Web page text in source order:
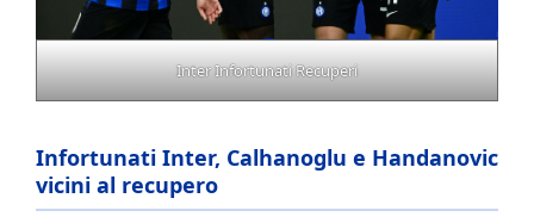
Inter Infortunati Recuperi
Infortunati Inter, Calhanoglu e Handanovic
vicini al recupero